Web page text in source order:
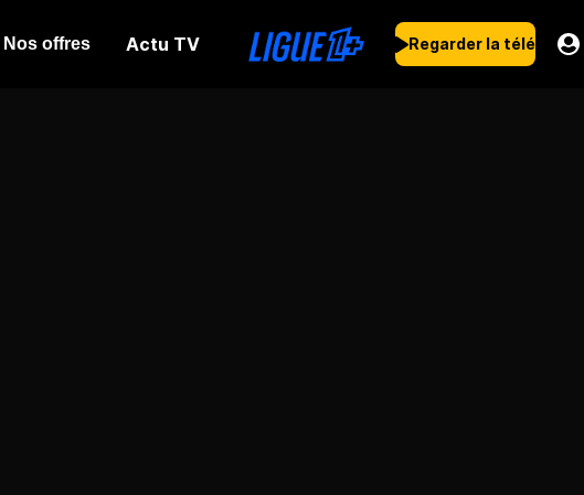
Nos offres Actu TV Regarder la télé